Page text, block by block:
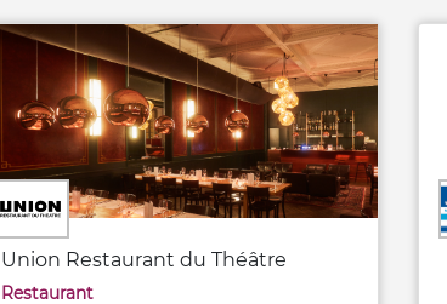
Union Restaurant du Théâtre
Restaurant